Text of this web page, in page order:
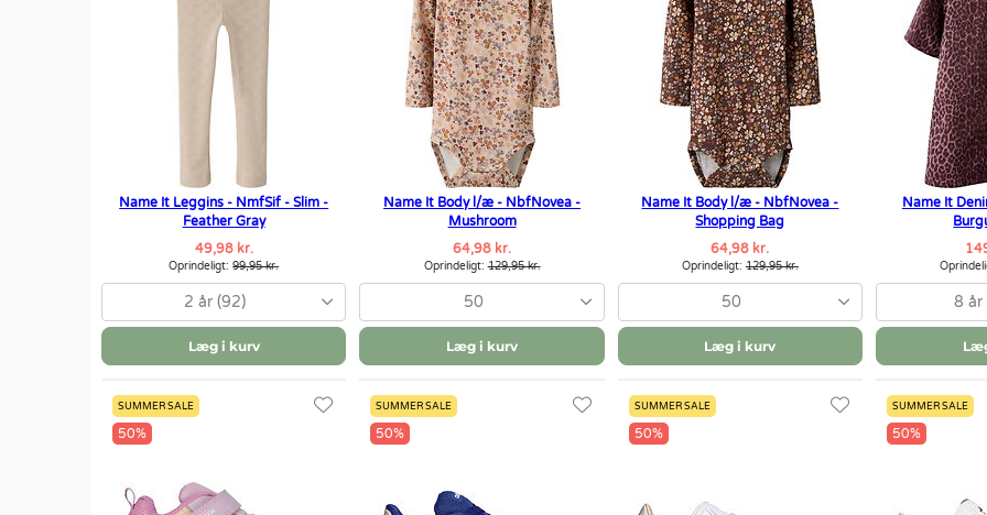
Name It Leggins - NmfSif - Slim -
Feather Gray
49,98 kr.
Oprindeligt:99,95 kr.
2 år (92)
Læg i kurv
Name It Body l/æ - NbfNovea -
Mushroom
64,98 kr.
Oprindeligt:129,95 kr.
50
Læg i kurv
Name It Body l/æ - NbfNovea -
Shopping Bag
64,98 kr.
Oprindeligt: 129,95 kr.
50
Læg i kurv
Name It
8 år
SUMMER SALE
50%
SUMMER SALE
50%
SUMMER SALE
50%
SUMMER SALE
50%